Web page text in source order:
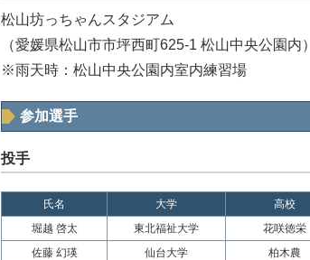
松山坊っちゃんスタジアム
（愛媛県松山市市坪西町625-1 松山中央公園内）
※雨天時：松山中央公園内室内練習場
参加選手
投手
氏名 大学 高校
堀越 啓太
東北福祉大学 花咲徳栄
佐藤 幻瑛
仙台大学 柏木農